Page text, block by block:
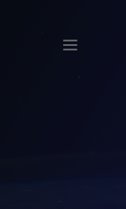
Menu